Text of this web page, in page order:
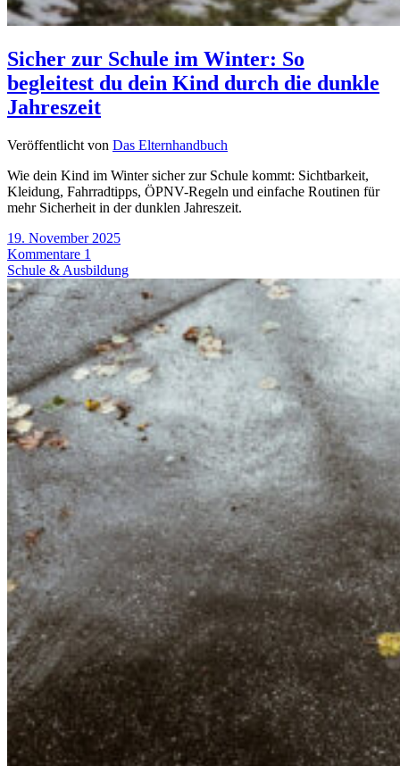
Sicher zur Schule im Winter: So
begleitest du dein Kind durch die dunkle
Jahreszeit
Veröffentlicht von Das Elternhandbuch
Wie dein Kind im Winter sicher zur Schule kommt: Sichtbarkeit,
Kleidung, Fahrradtipps, ÖPNV-Regeln und einfache Routinen für
mehr Sicherheit in der dunklen Jahreszeit.
19. November 2025
Kommentare 1
Schule & Ausbildung